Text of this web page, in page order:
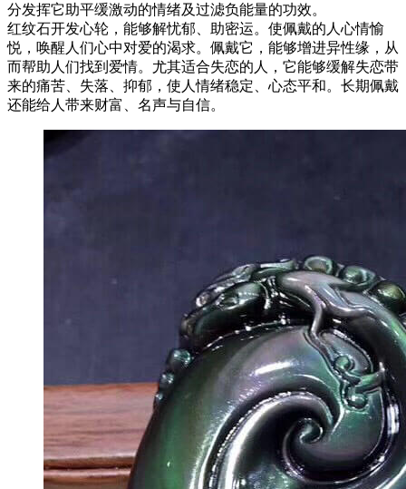
分发挥它助平缓激动的情绪及过滤负能量的功效。
红纹石开发心轮，能够解忧郁、助密运。使佩戴的人心情愉
悦，唤醒人们心中对爱的渴求。佩戴它，能够增进异性缘，从
而帮助人们找到爱情。尤其适合失恋的人，它能够缓解失恋带
来的痛苦、失落、抑郁，使人情绪稳定、心态平和。长期佩戴
还能给人带来财富、名声与自信。